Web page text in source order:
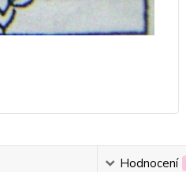
Hodnocení